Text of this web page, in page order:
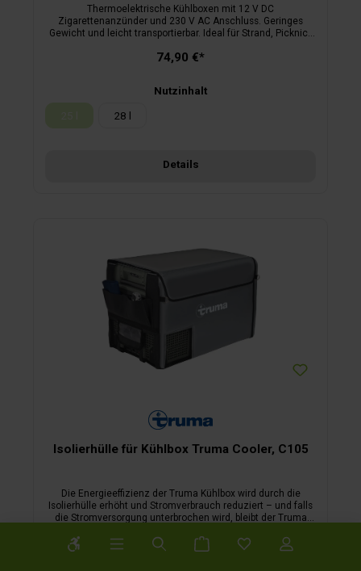
Werkzeugleiste anzeigen
Thermoelektrische Kühlboxen mit 12 V DC
Zigarettenanzünder und 230 V AC Anschluss. Geringes
Gewicht und leicht transportierbar. Ideal für Strand, Picknick
Anschlusskabel für 12 V- oder 230 V-Betriebpassend für 1,5
Kofferraum oder hinter dem Fahrer- und
Umgebungstemperatur
74,90 €*
Nutzinhalt
(Diese Option ist zurzeit nicht verfügbar.)
28 l
Details
Isolierhülle für Kühlbox Truma Cooler, C105
Die Energieeffizienz der Truma Kühlbox wird durch die
Isolierhülle erhöht und Stromverbrauch reduziert – und falls
die Stromver­sorgung unterbrochen wird, bleibt der Truma
Isolierhüllen erhältlich. Ihre robuste Nylon­außenseite schützt
gleichzeitig vor Kratzern, Schmutz und Spritzwasser, die
139,00 €*